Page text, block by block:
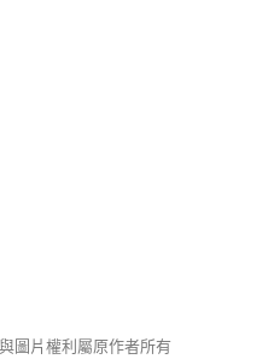
圖片權利屬原作者所有